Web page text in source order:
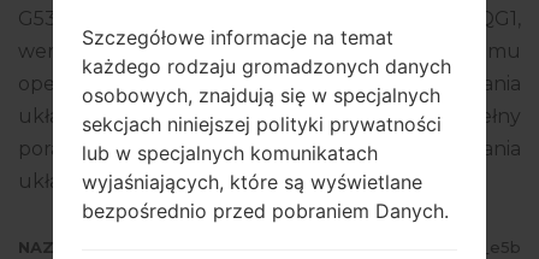
G532MUMU1AQG5, wersja CSC G532MTNX1AQG1,
wersja MODEM G532MUBU1AQF1. Wersja systemu
operacyjnego danego oprogramowania
układowego to Android Marshmallow 6.0.1. Pełny
poradnik na temat flashowania oprogramowania
układowego na urządzeniach Samsungtutaj
NAZWA PLIKU
SM-G532M_1_20170728085913_e5b
Szczegółowe informacje na temat
każdego rodzaju gromadzonych danych
osobowych, znajdują się w specjalnych
sekcjach niniejszej polityki prywatności
lub w specjalnych komunikatach
wyjaśniających, które są wyświetlane
bezpośrednio przed pobraniem Danych.